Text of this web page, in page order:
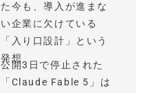
た今も、導入が進まな
い企業に欠けている
「入り口設計」という
発想
公開3日で停止された
「Claude Fable 5」は